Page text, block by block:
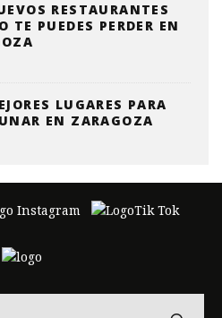
RESTAURANTES
TE PUEDES PERDER EN
LUGARES PARA
EN ZARAGOZA